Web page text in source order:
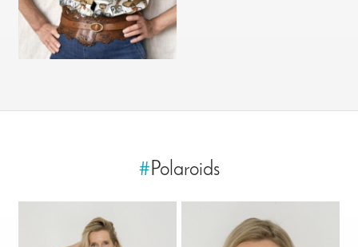
#Polaroids